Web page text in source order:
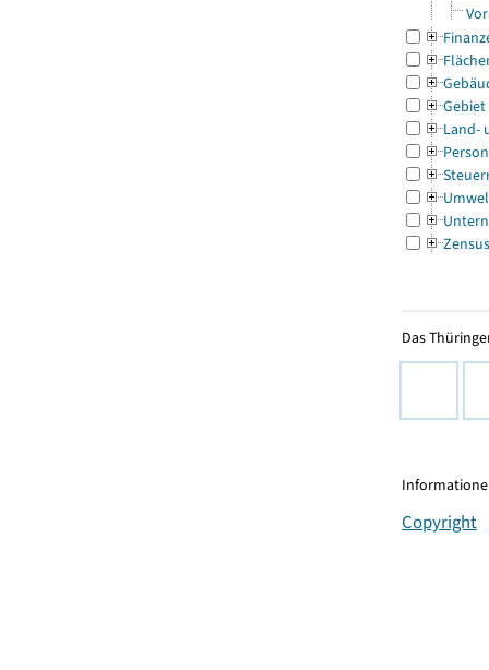
Gebiet
Land-
Zensus
Das
Copyright